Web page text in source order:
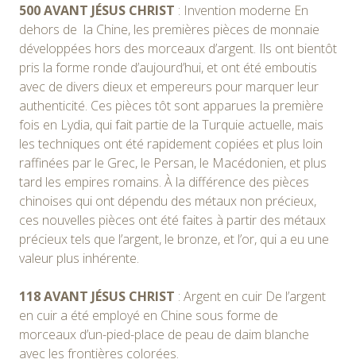
500 AVANT JÉSUS CHRIST : Invention moderne En
dehors de la Chine, les premières pièces de monnaie
développées hors des morceaux d’argent. Ils ont bientôt
pris la forme ronde d’aujourd’hui, et ont été emboutis
avec de divers dieux et empereurs pour marquer leur
authenticité. Ces pièces tôt sont apparues la première
fois en Lydia, qui fait partie de la Turquie actuelle, mais
les techniques ont été rapidement copiées et plus loin
raffinées par le Grec, le Persan, le Macédonien, et plus
tard les empires romains. À la différence des pièces
chinoises qui ont dépendu des métaux non précieux,
ces nouvelles pièces ont été faites à partir des métaux
précieux tels que l’argent, le bronze, et l’or, qui a eu une
valeur plus inhérente.
118 AVANT JÉSUS CHRIST : Argent en cuir De l’argent
en cuir a été employé en Chine sous forme de
morceaux d’un-pied-place de peau de daim blanche
avec les frontières colorées.